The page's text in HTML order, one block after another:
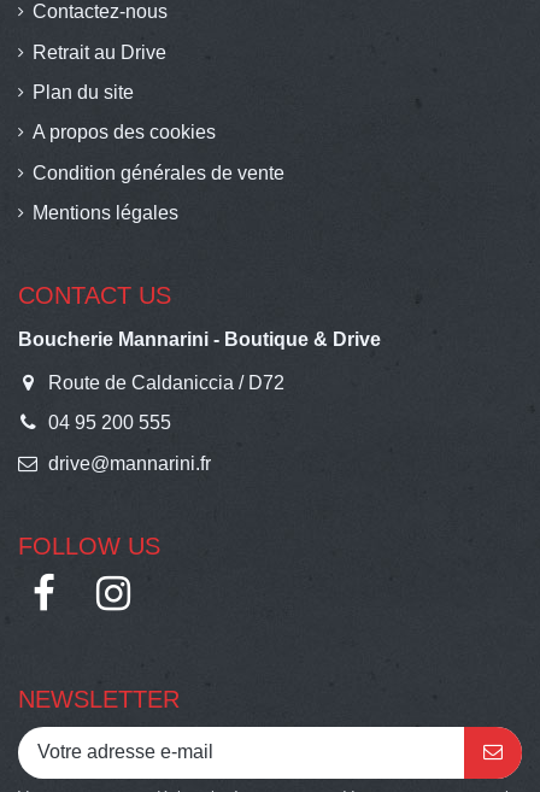
Contactez-nous
Retrait au Drive
Plan du site
A propos des cookies
Condition générales de vente
Mentions légales
CONTACT US
Boucherie Mannarini - Boutique & Drive
Route de Caldaniccia / D72
04 95 200 555
drive@mannarini.fr
FOLLOW US
NEWSLETTER